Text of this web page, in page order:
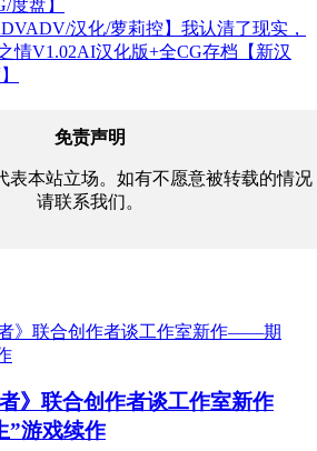
度盘】
汉化/萝莉控】我认清了现实，
情V1.02AI汉化版+全CG存档【新汉
免责声明
表本站立场。如有不愿意被转载的情况
请联系我们。
》联合创作者谈工作室新作
游戏续作